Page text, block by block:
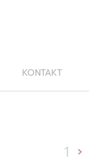
KONTAKT
1